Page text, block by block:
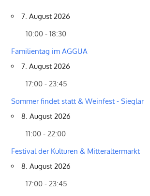
7. August 2026
10:00 - 18:30
Familientag im AGGUA
7. August 2026
17:00 - 23:45
Sommer findet statt & Weinfest - Sieglar
8. August 2026
11:00 - 22:00
Festival der Kulturen & Mitteraltermarkt
8. August 2026
17:00 - 23:45